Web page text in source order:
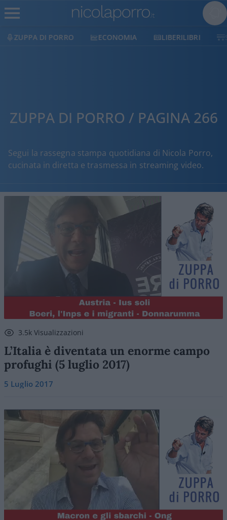
ECONOMIA LIBERILIBRI SHOP SOSTIENICI
ZUPPA DI PORRO / PAGINA 266
Segui la rassegna stampa quotidiana di Nicola Porro,
cucinata in diretta e trasmessa in streaming video.
3.5k Visualizzazioni
L’Italia è diventata un enorme campo
profughi (5 luglio 2017)
5 Luglio 2017